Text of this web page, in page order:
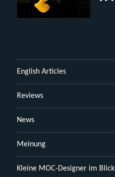
English Articles
Reviews
News
Meinung
Kleine MOC-Designer im Blick